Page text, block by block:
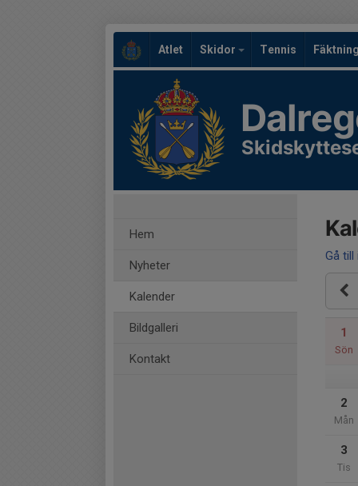
Atlet Skidor Tennis
Hem
Nyheter
Kalender
Bildgalleri
Kontakt
Gå till
1
Sön
2
Mån
3
Tis